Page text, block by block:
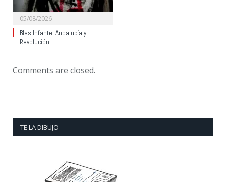
05/08/2026
Blas Infante: Andalucía y
Revolución.
Comments are closed.
TE LA DIBUJO